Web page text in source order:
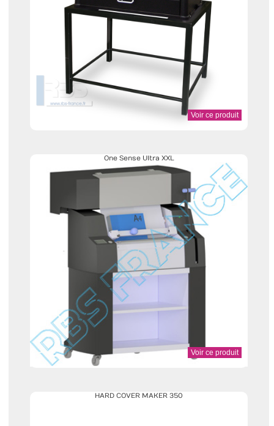
Voir ce produit
One Sense Ultra XXL
Voir ce produit
HARD COVER MAKER 350